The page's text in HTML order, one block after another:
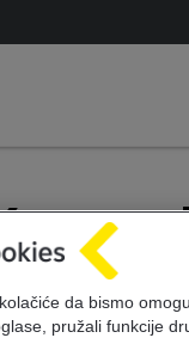
da bismo
pružali funkcije